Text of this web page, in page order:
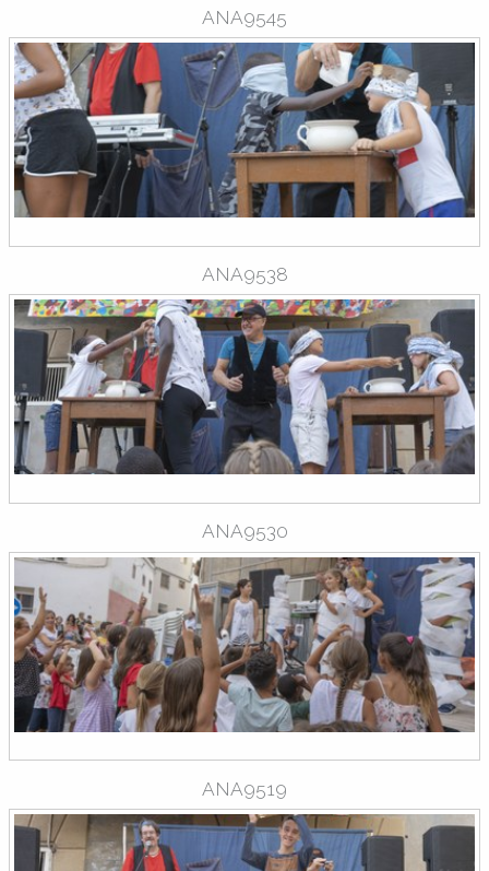
ANA9545
ANA9538
ANA9530
ANA9519